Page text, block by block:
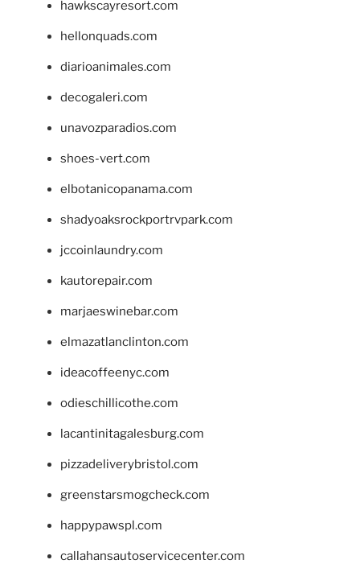
hawkscayresort.com
hellonquads.com
diarioanimales.com
decogaleri.com
unavozparadios.com
shoes-vert.com
elbotanicopanama.com
shadyoaksrockportrvpark.com
jccoinlaundry.com
kautorepair.com
marjaeswinebar.com
elmazatlanclinton.com
ideacoffeenyc.com
odieschillicothe.com
lacantinitagalesburg.com
pizzadeliverybristol.com
greenstarsmogcheck.com
happypawspl.com
callahansautoservicecenter.com